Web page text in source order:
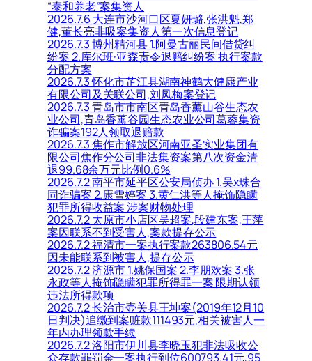
“泰和养老”案集资人
2026.7.6 大连市沙河口区夏妍璐,张洪魁,郑
健,董长亮非吸案集资人第一次信息登记
2026.7.3 博州精河县 1.阿曼古丽民间借贷纠
纷案 2.库尔班·亚森责令退赔纠纷案 执行案款
分配方案
2026.7.3 怀化市芷江县湖南神鹤大健康产业
有限公司及关联公司,刘凤梅案登记
2026.7.3 青岛市市南区青岛香薰山谷生态农
业公司,青岛香薰谷园生态农业公司葛蓉集资
诈骗案192人领取退赔款
2026.7.3 焦作市解放区河南亚圣实业集团有
限公司焦作分公司非法集资案第八次资金清
退99.68余万元比例0.6%
2026.7.2 南平市延平区公安局侦办 1.吴x珠合
同诈骗案 2.康雪婷案 3.黄仁洪等人掩饰隐瞒
犯罪所得收益案 涉案财物处理
2026.7.2 太原市小店区吴超案,段建东案,王萍
案因联系不到受害人,案款提存公示
2026.7.2 福清市一案执行案款263806.54元
因未能联系到被害人,提存公示
2026.7.2 济源市 1.姚保国案 2.李朋欢案 3.张
永政等人掩饰隐瞒犯罪所得罪一案 限期认领
违法所得款项
2026.7.2 长治市壶关县王坤案(2019年12月10
日判决)追缴到案赃款111493元,相关被害人一
年内办理领款手续
2026.7.2 洛阳市伊川县李晓玉犯非法吸收公
众存款罪罚金一案执行到位600793.41元,95